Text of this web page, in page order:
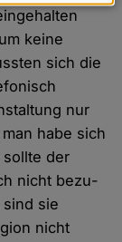
keine
sich die
nur
habe sich
der
nicht bezu­
sie
nicht